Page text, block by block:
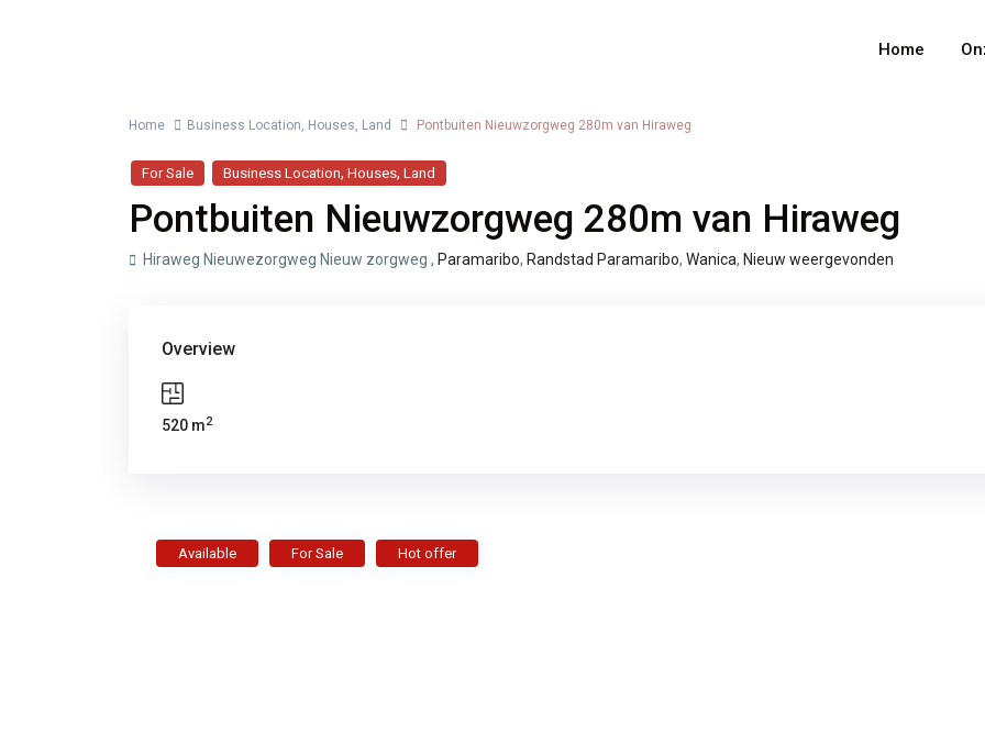
Home
Bedrooms
Home Business Location, Houses, Land Pontbuiten Nieuwzorgweg 280m van Hiraweg
For Sale Business Location, Houses, Land
Pontbuiten Nieuwzorgweg 280m van Hiraweg
Hiraweg Nieuwezorgweg Nieuw zorgweg , Paramaribo, Randstad Paramaribo, Wanica, Nieuw weergevonden
Overview
520 m2
Available For Sale Hot offer